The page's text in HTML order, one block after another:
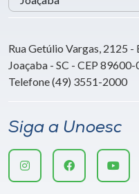
Rua Getúlio Vargas, 2125
Joaçaba - SC - CEP
Telefone (49) 3551-2000
Siga a Unoesc